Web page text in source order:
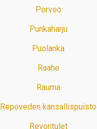
Porvoo
Punkaharju
Puolanka
Raahe
Rauma
Repoveden kansallispuisto
Revontulet